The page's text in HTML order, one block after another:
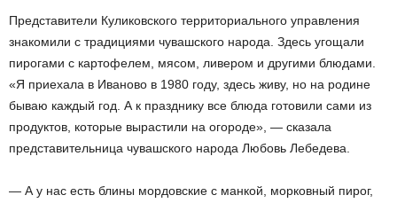
Представители Куликовского территориального управления
знакомили с традициями чувашского народа. Здесь угощали
пирогами с картофелем, мясом, ливером и другими блюдами.
«Я приехала в Иваново в 1980 году, здесь живу, но на родине
бываю каждый год. А к празднику все блюда готовили сами из
продуктов, которые вырастили на огороде», — сказала
представительница чувашского народа Любовь Лебедева.
— А у нас есть блины мордовские с манкой, морковный пирог,